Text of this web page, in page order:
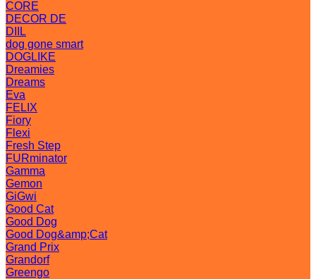
CORE
DECOR DE
DIIL
dog gone smart
DOGLIKE
Dreamies
Dreams
Eva
FELIX
Fiory
Flexi
Fresh Step
FURminator
Gamma
Gemon
GiGwi
Good Cat
Good Dog
Good Dog&amp;Cat
Grand Prix
Grandorf
Greengo